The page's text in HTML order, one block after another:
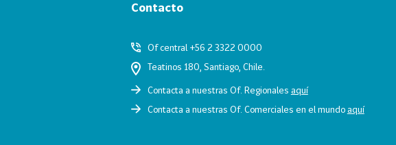
Contacto
Of central +56 2 3322 0000
Teatinos 180, Santiago, Chile.
Contacta a nuestras Of. Regionales aquí
Contacta a nuestras Of. Comerciales en el mundoaquí